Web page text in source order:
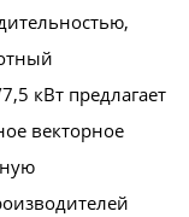
кВт предлагает
векторное